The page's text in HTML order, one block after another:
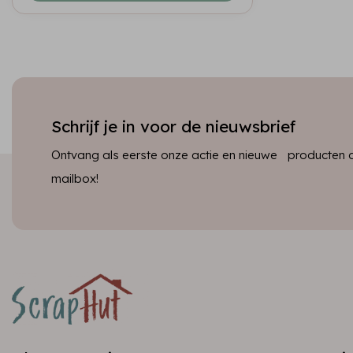
Schrijf je in voor de nieuwsbrief
Ontvang als eerste onze actie en nieuwe producten
mailbox!